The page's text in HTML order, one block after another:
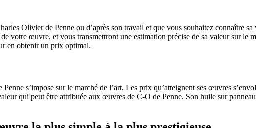
Olivier de Penne ou d’après son travail et que vous souhaitez connaître
votre œuvre, et vous transmettront une estimation précise de sa valeur sur
en obtenir un prix optimal.
s’impose sur le marché de l’art. Les prix qu’atteignent ses œuvres
qui peut être attribuée aux œuvres de C-O de Penne. Son huile sur panneau